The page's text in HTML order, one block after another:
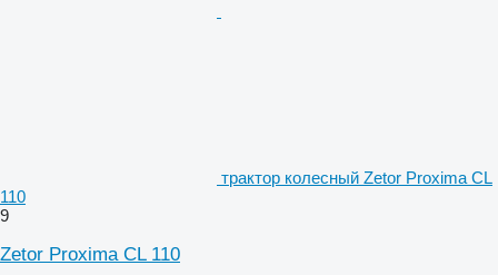
трактор колесный Zetor Proxima CL
110
9
Zetor Proxima CL 110